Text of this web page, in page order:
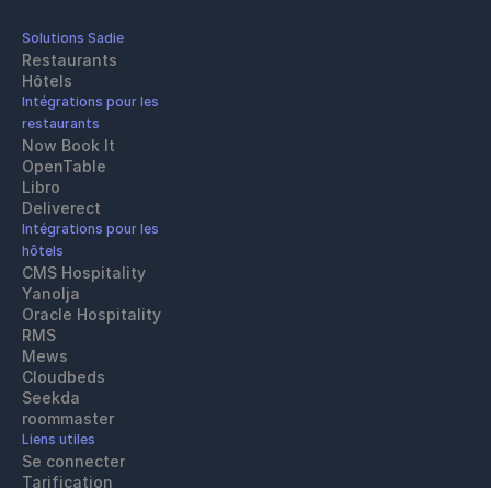
Solutions Sadie
Restaurants
Hôtels
Intégrations pour les
restaurants
Now Book It
OpenTable
Libro
Deliverect
Intégrations pour les
hôtels
CMS Hospitality
Yanolja
Oracle Hospitality
RMS
Mews
Cloudbeds
Seekda
roommaster
Liens utiles
Se connecter
Tarification